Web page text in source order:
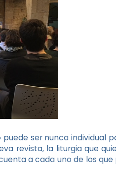
puede ser nunca individual
revista, la liturgia que
a cada uno de los